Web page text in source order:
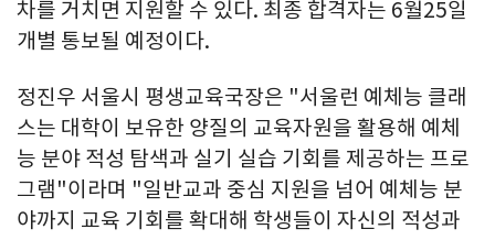
차를 거치면 지원할 수 있다. 최종 합격자는 6월25일
개별 통보될 예정이다.
정진우 서울시 평생교육국장은 "서울런 예체능 클래
스는 대학이 보유한 양질의 교육자원을 활용해 예체
능 분야 적성 탐색과 실기 실습 기회를 제공하는 프로
그램"이라며 "일반교과 중심 지원을 넘어 예체능 분
야까지 교육 기회를 확대해 학생들이 자신의 적성과